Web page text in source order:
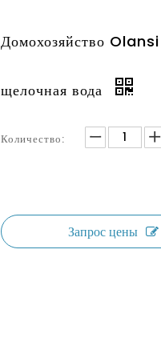
Домохозяйство
щелочная вода
Количество:
Запрос цены